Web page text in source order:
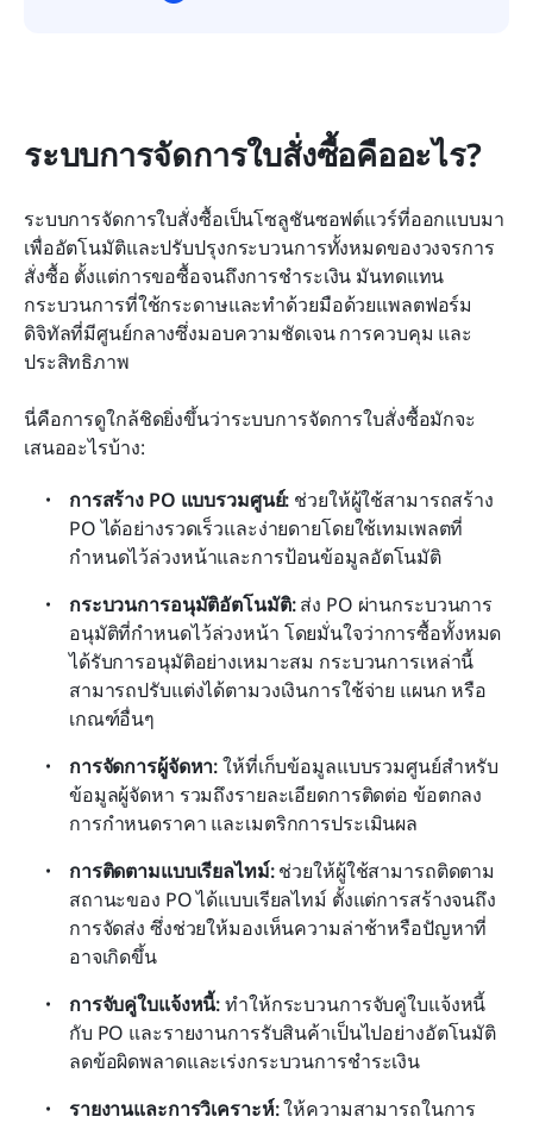
ระบบการจัดการใบสั่งซื้อคืออะไร?
ระบบการจัดการใบสั่งซื้อเป็นโซลูชันซอฟต์แวร์ที่ออกแบบมา
เพื่ออัตโนมัติและปรับปรุงกระบวนการทั้งหมดของวงจรการ
สั่งซื้อ ตั้งแต่การขอซื้อจนถึงการชำระเงิน มันทดแทน
กระบวนการที่ใช้กระดาษและทำด้วยมือด้วยแพลตฟอร์ม
ดิจิทัลที่มีศูนย์กลางซึ่งมอบความชัดเจน การควบคุม และ
ประสิทธิภาพ
นี่คือการดูใกล้ชิดยิ่งขึ้นว่าระบบการจัดการใบสั่งซื้อมักจะ
เสนออะไรบ้าง:
การสร้าง PO แบบรวมศูนย์: ช่วยให้ผู้ใช้สามารถสร้าง
PO ได้อย่างรวดเร็วและง่ายดายโดยใช้เทมเพลตที่
กำหนดไว้ล่วงหน้าและการป้อนข้อมูลอัตโนมัติ
กระบวนการอนุมัติอัตโนมัติ: ส่ง PO ผ่านกระบวนการ
อนุมัติที่กำหนดไว้ล่วงหน้า โดยมั่นใจว่าการซื้อทั้งหมด
ได้รับการอนุมัติอย่างเหมาะสม กระบวนการเหล่านี้
สามารถปรับแต่งได้ตามวงเงินการใช้จ่าย แผนก หรือ
เกณฑ์อื่นๆ
การจัดการผู้จัดหา: ให้ที่เก็บข้อมูลแบบรวมศูนย์สำหรับ
ข้อมูลผู้จัดหา รวมถึงรายละเอียดการติดต่อ ข้อตกลง
การกำหนดราคา และเมตริกการประเมินผล
การติดตามแบบเรียลไทม์: ช่วยให้ผู้ใช้สามารถติดตาม
สถานะของ PO ได้แบบเรียลไทม์ ตั้งแต่การสร้างจนถึง
การจัดส่ง ซึ่งช่วยให้มองเห็นความล่าช้าหรือปัญหาที่
อาจเกิดขึ้น
การจับคู่ใบแจ้งหนี้: ทำให้กระบวนการจับคู่ใบแจ้งหนี้
กับ PO และรายงานการรับสินค้าเป็นไปอย่างอัตโนมัติ
ลดข้อผิดพลาดและเร่งกระบวนการชำระเงิน
รายงานและการวิเคราะห์: ให้ความสามารถในการ